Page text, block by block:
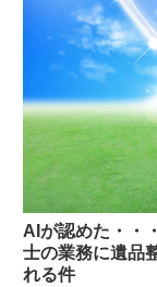
AIが認めた・・
士の業務に遺品
れる件